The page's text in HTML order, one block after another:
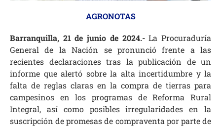
AGRONOTAS
Barranquilla, 21 de junio de 2024.-La Procuraduría
General de la Nación se pronunció frente a las
recientes declaraciones tras la publicación de un
informe que alertó sobre la alta incertidumbre y la
falta de reglas claras en la compra de tierras para
campesinos en los programas de Reforma Rural
Integral, así como posibles irregularidades en la
suscripción de promesas de compraventa por parte de